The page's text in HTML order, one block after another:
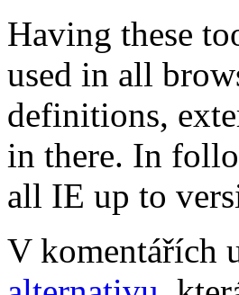
Having these
used in all
definitions,
in there. In
all IE up to
V komentářích